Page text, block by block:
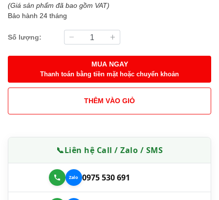
(Giá sản phẩm đã bao gồm VAT)
Bảo hành 24 tháng
Số lượng:
MUA NGAY
Thanh toán bằng tiền mặt hoặc chuyển khoản
THÊM VÀO GIỎ
📞Liên hệ Call / Zalo / SMS
0975 530 691